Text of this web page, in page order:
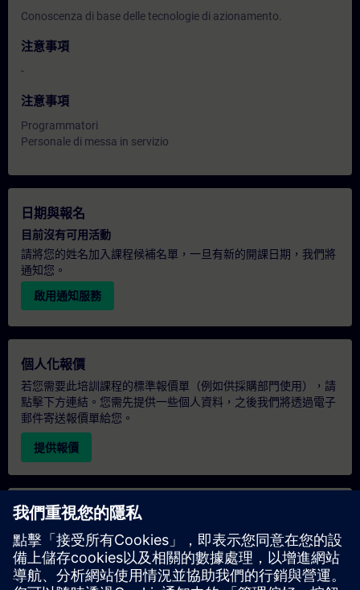
Conoscenza di base delle tecnologie di azionamento.
注意事項
-
注意事項
Programmatori
Personale di messa in servizio
日期與報名
目前沒有可用活動
請將您的姓名加入課程候補名單，一旦有新的開課日期，我們將
通知您。
啟用通知服務
個人化報價
若您需要此培訓課程的標準報價單（例如供採購部門使用），請
點擊下方連結。您需先提供一些個人資料，之後我們將透過電子
郵件寄送報價單給您。
提供報價
專屬培訓諮詢
若您需要針對專屬培訓課程（無論是現場、線上或於我們的
SITRAIN 培訓中心舉辦）索取報價，請填寫下方的諮詢表單。此
類請求適合較大規模的團體（6 人以上）。提供您的聯絡資料及
培訓需求後，我們將向您發送報價單。